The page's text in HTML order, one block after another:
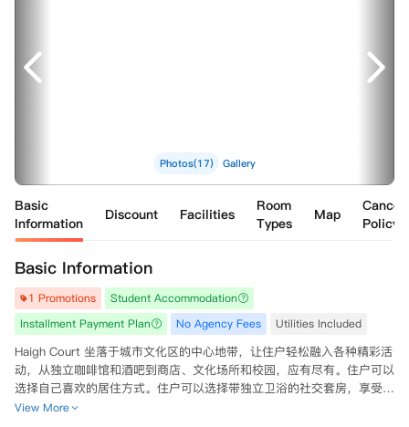
Photos(17) Gallery
Basic
Information
Discount Facilities
Room
Types
Map
Policy
Basic Information
1 Promotions
Student Accommodation
Installment Payment Plan
No Agency Fees Utilities Included
Haigh Court 坐落于城市文化区的中心地带，让住户轻松融入各种精彩活
动，从独立咖啡馆和酒吧到商店、文化场所和校园，应有尽有。住户可以
选择自己喜欢的居住方式。住户可以选择带独立卫浴的社交套房，享受共
享生活的同时拥有自己的私人空间；或者升级到独立公寓，享受更多独立
View More